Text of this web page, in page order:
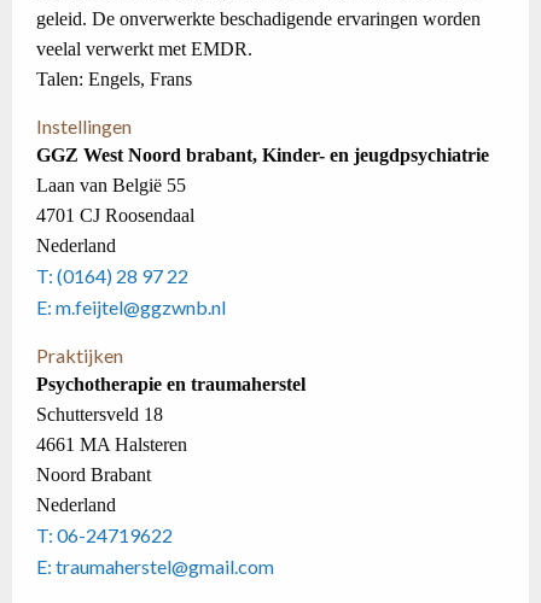
geleid. De onverwerkte beschadigende ervaringen worden
veelal verwerkt met EMDR.
Talen: Engels, Frans
Instellingen
GGZ West Noord brabant, Kinder- en jeugdpsychiatrie
Laan van België 55
4701 CJ Roosendaal
Nederland
T: (0164) 28 97 22
E: m.feijtel@ggzwnb.nl
Praktijken
Psychotherapie en traumaherstel
Schuttersveld 18
4661 MA Halsteren
Noord Brabant
Nederland
T: 06-24719622
E: traumaherstel@gmail.com